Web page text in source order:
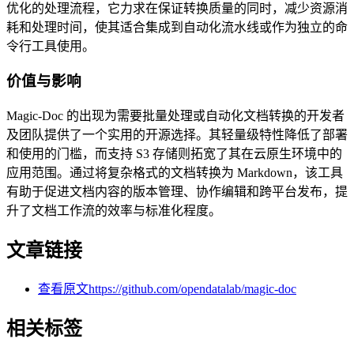
优化的处理流程，它力求在保证转换质量的同时，减少资源消
耗和处理时间，使其适合集成到自动化流水线或作为独立的命
令行工具使用。
价值与影响
Magic-Doc 的出现为需要批量处理或自动化文档转换的开发者
及团队提供了一个实用的开源选择。其轻量级特性降低了部署
和使用的门槛，而支持 S3 存储则拓宽了其在云原生环境中的
应用范围。通过将复杂格式的文档转换为 Markdown，该工具
有助于促进文档内容的版本管理、协作编辑和跨平台发布，提
升了文档工作流的效率与标准化程度。
文章链接
查看原文https://github.com/opendatalab/magic-doc
相关标签